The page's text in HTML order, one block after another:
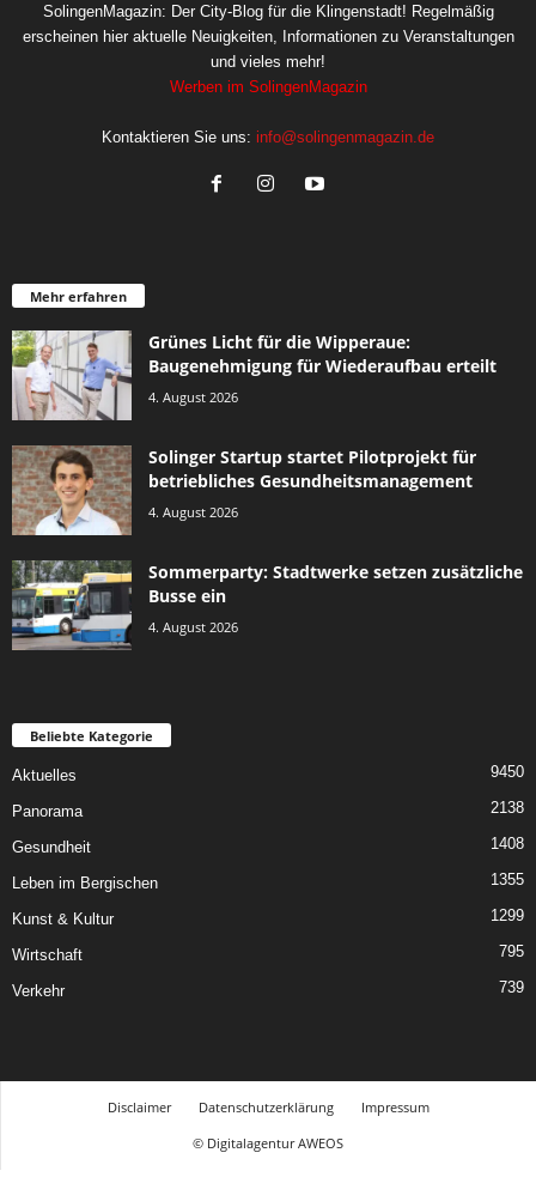
SolingenMagazin: Der City-Blog für die Klingenstadt! Regelmäßig
erscheinen hier aktuelle Neuigkeiten, Informationen zu Veranstaltungen
und vieles mehr!
Werben im SolingenMagazin
Kontaktieren Sie uns: info@solingenmagazin.de
Mehr erfahren
Grünes Licht für die Wipperaue:
Baugenehmigung für Wiederaufbau erteilt
4. August 2026
Solinger Startup startet Pilotprojekt für
betriebliches Gesundheitsmanagement
4. August 2026
Sommerparty: Stadtwerke setzen zusätzliche
Busse ein
4. August 2026
Beliebte Kategorie
Aktuelles 9450
Panorama 2138
Gesundheit 1408
Leben im Bergischen 1355
Kunst & Kultur 1299
Wirtschaft 795
Verkehr 739
Disclaimer Datenschutzerklärung
Impressum
© Digitalagentur AWEOS